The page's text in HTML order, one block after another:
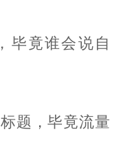
毕竟谁会说自
题，毕竟流量